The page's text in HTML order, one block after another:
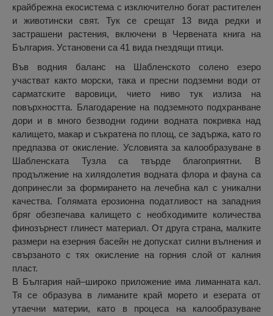
крайбрежна екосистема с изключително богат растителен
и животински свят. Тук се срещат 13 вида редки и
застрашени растения, включени в Червената книга на
България. Установени са 41 вида гнездящи птици.
Във водния баланс на Шабленското солено езеро
участват както морски, така и пресни подземни води от
сарматските варовици, чието ниво тук излиза на
повърхността. Благодарение на подземното подхранване
дори и в много безводни години водната покривка над
калището, макар и съкратена по площ, се задържа, като го
предпазва от окисление. Условията за калообразуване в
Шабленската Тузла са твърде благоприятни. В
продължение на хилядолетия водната флора и фауна са
допринесли за формирането на лечебна кал с уникални
качества. Голямата ерозионна податливост на западния
бряг обезпечава калището с необходимите количества
финозърнест глинест материал. От друга страна, малките
размери на езерния басейн не допускат силни вълнения и
свързаното с тях окисление на горния слой от калния
пласт.
В България най–широко приложение има лиманната кал.
Тя се образува в лиманите край морето и езерата от
утаечни материи, като в процеса на калообразуване